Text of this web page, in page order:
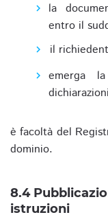
la
entro il
il
emerga
è facoltà del
dominio.
8.4
istruzioni